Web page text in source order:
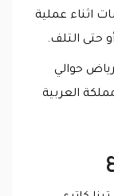
اثناء عملية
حتى التلف.
حوالي
المملكة العربية